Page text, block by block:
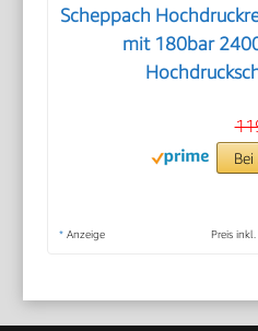
Scheppach
mit 180bar
* Anzeige Preis